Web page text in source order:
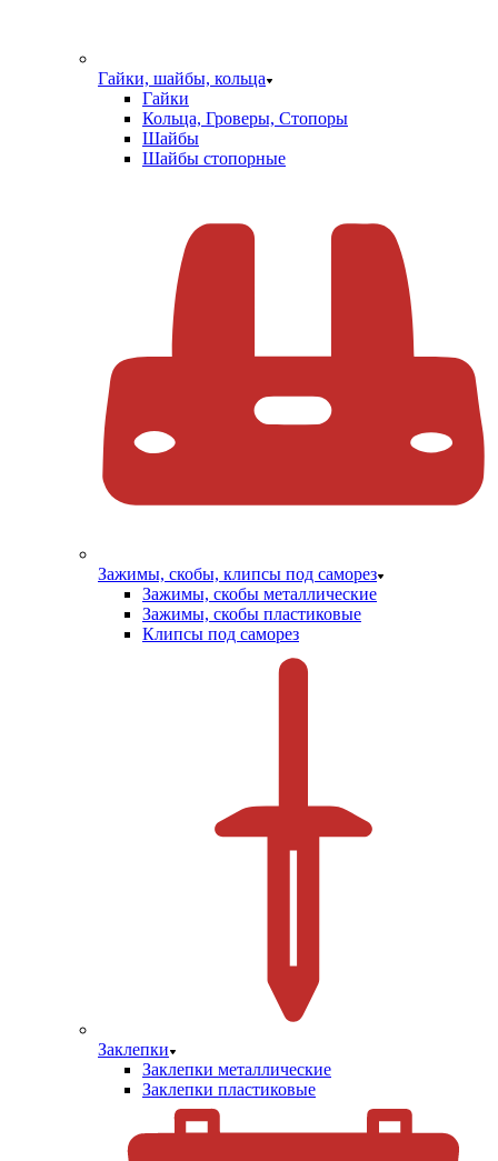
Гайки, шайбы, кольца
Гайки
Кольца, Гроверы, Стопоры
Шайбы
Шайбы стопорные
Зажимы, скобы, клипсы под саморез
Зажимы, скобы металлические
Зажимы, скобы пластиковые
Клипсы под саморез
Заклепки
Заклепки металлические
Заклепки пластиковые